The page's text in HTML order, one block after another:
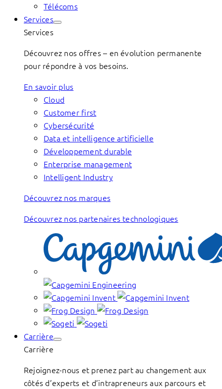
Télécoms
Services
Services
Découvrez nos offres – en évolution permanente
pour répondre à vos besoins.
En savoir plus
Cloud
Customer first
Cybersécurité
Data et intelligence artificielle
Développement durable
Enterprise management
Intelligent Industry
Découvrez nos marques
Découvrez nos partenaires technologiques
Carrière
Carrière
Rejoignez-nous et prenez part au changement aux
côtés d’experts et d’intrapreneurs aux parcours et